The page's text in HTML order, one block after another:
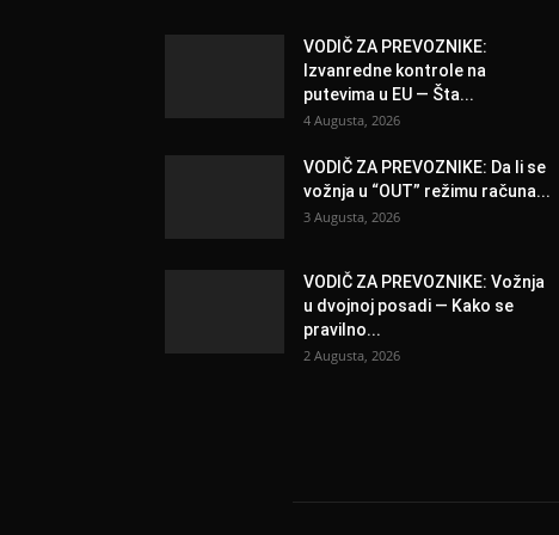
VODIČ ZA PREVOZNIKE:
Izvanredne kontrole na
putevima u EU — Šta...
4 Augusta, 2026
VODIČ ZA PREVOZNIKE: Da li se
vožnja u “OUT” režimu računa...
3 Augusta, 2026
VODIČ ZA PREVOZNIKE: Vožnja
u dvojnoj posadi — Kako se
pravilno...
2 Augusta, 2026